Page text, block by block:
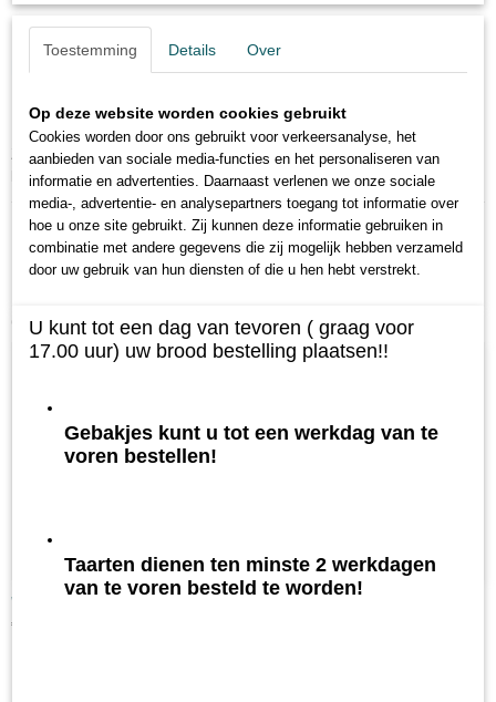
Zachte witte bollen met keuze uit maanzaad, sesamzaad of gesorteerde
kadetjes.
Ook interessant
Witte kadetten
€ 0,53
Toestemming Details Over
Op deze website worden cookies gebruikt
Cookies worden door ons gebruikt voor verkeersanalyse, het
aanbieden van sociale media-functies en het personaliseren van
informatie en advertenties. Daarnaast verlenen we onze sociale
media-, advertentie- en analysepartners toegang tot informatie over
hoe u onze site gebruikt. Zij kunnen deze informatie gebruiken in
combinatie met andere gegevens die zij mogelijk hebben verzameld
door uw gebruik van hun diensten of die u hen hebt verstrekt.
U kunt tot een dag van tevoren ( graag voor
17.00 uur) uw brood bestelling plaatsen!!
Gebakjes kunt u tot een werkdag van te
voren bestellen!
Taarten dienen ten minste 2 werkdagen
van te voren besteld te worden!